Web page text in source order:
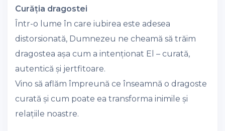
Curăția dragostei
Într-o lume în care iubirea este adesea
distorsionată, Dumnezeu ne cheamă să trăim
dragostea așa cum a intenționat El – curată,
autentică și jertfitoare.
Vino să aflăm împreună ce înseamnă o dragoste
curată și cum poate ea transforma inimile și
relațiile noastre.